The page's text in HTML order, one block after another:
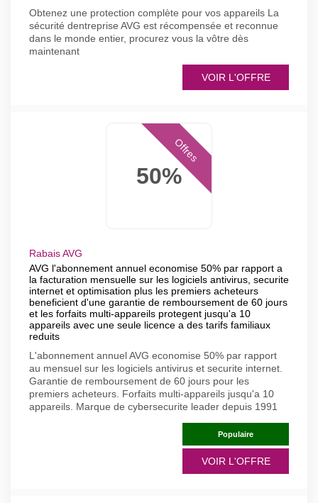
Obtenez une protection complète pour vos appareils La
sécurité dentreprise AVG est récompensée et reconnue
dans le monde entier, procurez vous la vôtre dès
maintenant
VOIR L'OFFRE
50%
Offres
Rabais AVG
AVG l'abonnement annuel economise 50% par rapport a
la facturation mensuelle sur les logiciels antivirus, securite
internet et optimisation plus les premiers acheteurs
beneficient d'une garantie de remboursement de 60 jours
et les forfaits multi-appareils protegent jusqu'a 10
appareils avec une seule licence a des tarifs familiaux
reduits
L'abonnement annuel AVG economise 50% par rapport
au mensuel sur les logiciels antivirus et securite internet.
Garantie de remboursement de 60 jours pour les
premiers acheteurs. Forfaits multi-appareils jusqu'a 10
appareils. Marque de cybersecurite leader depuis 1991
Populaire
VOIR L'OFFRE